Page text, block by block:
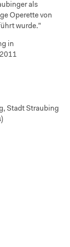
als
Operette von
wurde."
in
Stadt Straubing